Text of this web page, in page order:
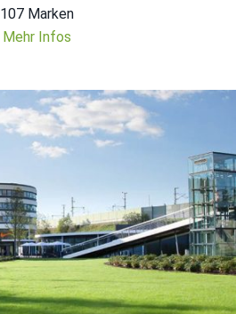
107 Marken
Mehr Infos